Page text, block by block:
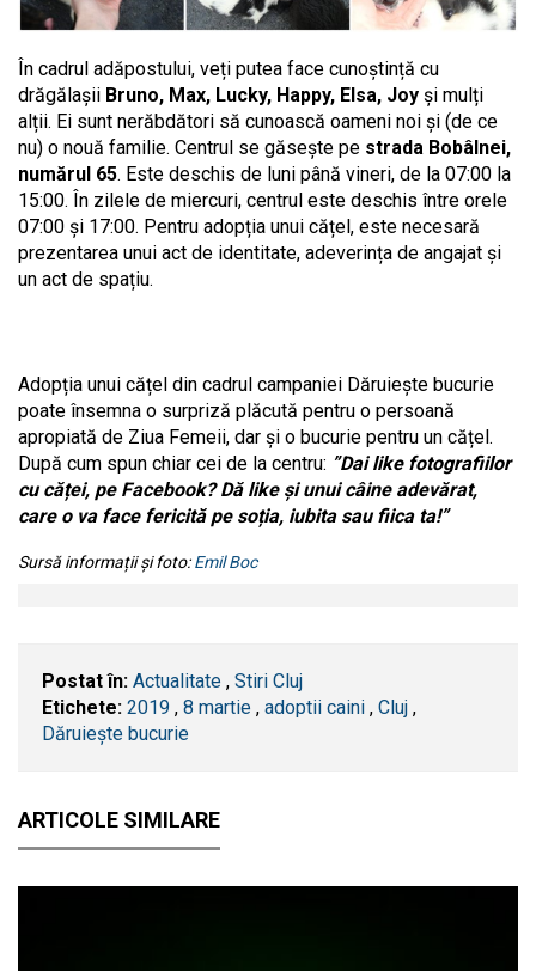
În cadrul adăpostului, veți putea face cunoștință cu
drăgălașii Bruno, Max, Lucky, Happy, Elsa, Joy și mulți
alții. Ei sunt nerăbdători să cunoască oameni noi și (de ce
nu) o nouă familie. Centrul se găsește pe strada Bobâlnei,
numărul 65. Este deschis de luni până vineri, de la 07:00 la
15:00. În zilele de miercuri, centrul este deschis între orele
07:00 și 17:00. Pentru adopția unui cățel, este necesară
prezentarea unui act de identitate, adeverința de angajat și
un act de spațiu.
Adopția unui cățel din cadrul campaniei Dăruiește bucurie
poate însemna o surpriză plăcută pentru o persoană
apropiată de Ziua Femeii, dar și o bucurie pentru un cățel.
După cum spun chiar cei de la centru: ”Dai like fotografiilor
cu căței, pe Facebook? Dă like și unui câine adevărat,
care o va face fericită pe soția, iubita sau fiica ta!”
Sursă informații și foto:Emil Boc
Postat în: Actualitate , Stiri Cluj
Etichete: 2019 , 8 martie , adoptii caini , ​Cluj ,
Dăruiește bucurie
ARTICOLE SIMILARE